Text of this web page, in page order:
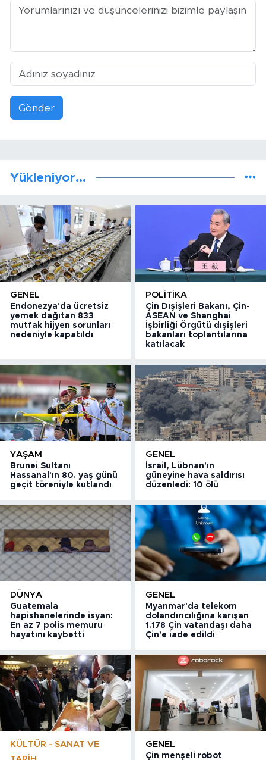
Gönder
Yükleniyor...
GENEL
Endonezya'da ücretsiz
yemek dağıtan 833
mutfak hijyen sorunları
nedeniyle kapatıldı
POLITIKA
Çin Dışişleri Bakanı, Çin-
ASEAN ve Shanghai
İşbirliği Örgütü dışişleri
bakanları toplantılarına
katılacak
YAŞAM
Brunei Sultanı
Hassanal'ın 80. yaş günü
geçit töreniyle kutlandı
GENEL
İsrail, Lübnan'ın
güneyine hava saldırısı
düzenledi: 10 ölü
DÜNYA
Guatemala
hapishanelerinde isyan:
En az 7 polis memuru
hayatını kaybetti
GENEL
Myanmar'da telekom
dolandırıcılığına karışan
1.178 Çin vatandaşı daha
Çin'e iade edildi
KÜLTÜR - SANAT VE
GENEL
Çin menşeli robot